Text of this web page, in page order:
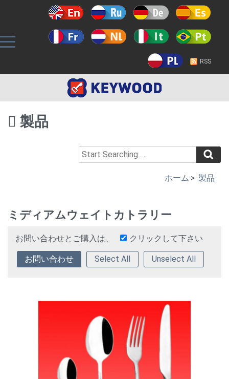
RSS
製品
ホーム > 製品
ミディアムウェイトカトラリー
お問い合わせとご購入は、 クリックして下さい
Select All Unselect All